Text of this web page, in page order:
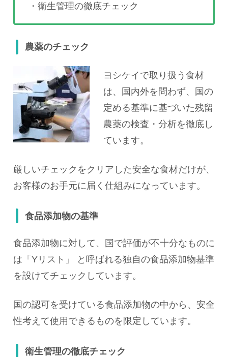
・衛生管理の徹底チェック
農薬のチェック
ヨシケイで取り扱う食材
は、国内外を問わず、国の
定める基準に基づいた残留
農薬の検査・分析を徹底し
ています。
厳しいチェックをクリアした安全な食材だけが、
お客様のお手元に届く仕組みになっています。
食品添加物の基準
食品添加物に対して、国で評価が不十分なものに
は「Yリスト」 と呼ばれる独自の食品添加物基準
を設けてチェックしています。
国の認可を受けている食品添加物の中から、安全
性考えて使用できるものを限定しています。
衛生管理の徹底チェック